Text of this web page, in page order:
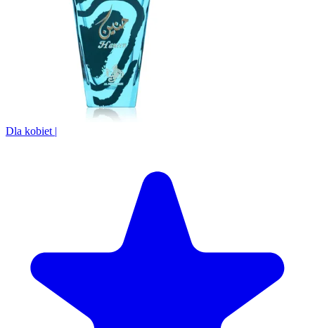
Dla kobiet |